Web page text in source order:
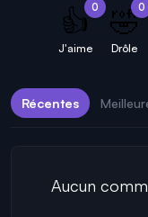
0
👍
J'aime
0
🤣
Drôle
Récentes
Aucun